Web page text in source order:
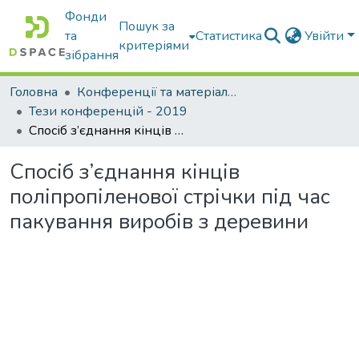
Фонди
та
зібрання
Пошук за
критеріями
Статистика Увійти
Головна
Конференції та матеріали конференцій
Тези конференцій - 2019
Спосіб з’єднання кінців поліпропіленової стрічки під час пакування виробів з деревини
Спосіб з’єднання кінців
поліпропіленової стрічки під час
пакування виробів з деревини